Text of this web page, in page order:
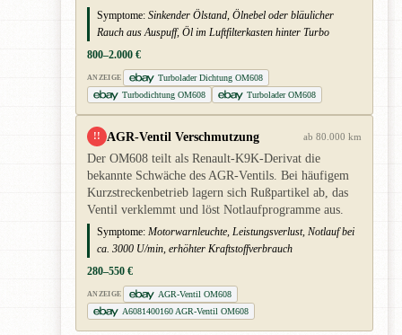
Symptome: Sinkender Ölstand, Ölnebel oder bläulicher
Rauch aus Auspuff, Öl im Luftfilterkasten hinter Turbo
800–2.000 €
ANZEIGE
Turbolader Dichtung OM608
Turbodichtung OM608
Turbolader OM608
!! AGR-Ventil Verschmutzung ab 80.000 km
Der OM608 teilt als Renault-K9K-Derivat die
bekannte Schwäche des AGR-Ventils. Bei häufigem
Kurzstreckenbetrieb lagern sich Rußpartikel ab, das
Ventil verklemmt und löst Notlaufprogramme aus.
Symptome: Motorwarnleuchte, Leistungsverlust, Notlauf bei
ca. 3000 U/min, erhöhter Kraftstoffverbrauch
280–550 €
ANZEIGE
AGR-Ventil OM608
A6081400160 AGR-Ventil OM608